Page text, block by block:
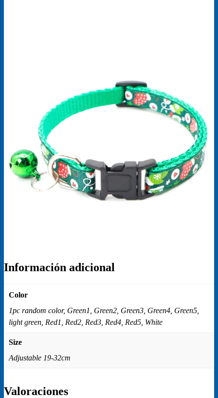
Información adicional
Color
1pc random color, Green1, Green2, Green3, Green4, Green5,
light green, Red1, Red2, Red3, Red4, Red5, White
Size
Adjustable 19-32cm
Valoraciones